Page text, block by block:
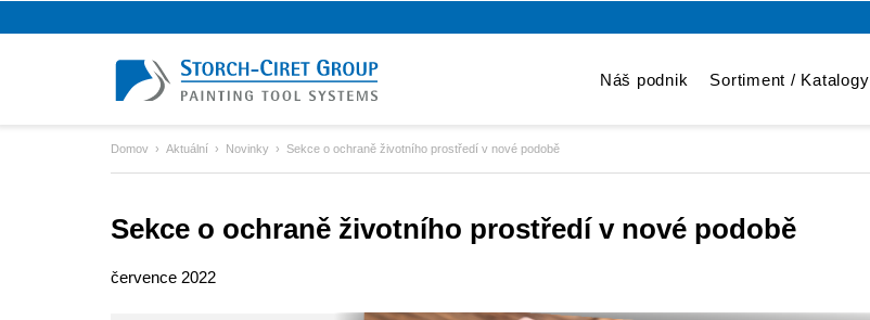
Náš podnik Sortiment / Katalogy
Domov Aktuální Novinky Sekce o ochraně životního prostředí v nové podobě
Sekce o ochraně životního prostředí v nové podobě
července 2022